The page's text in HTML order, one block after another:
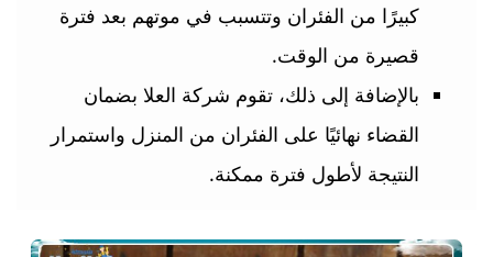
كبيرًا من الفئران وتتسبب في موتهم بعد فترة
قصيرة من الوقت.
بالإضافة إلى ذلك، تقوم شركة العلا بضمان
القضاء نهائيًا على الفئران من المنزل واستمرار
النتيجة لأطول فترة ممكنة.